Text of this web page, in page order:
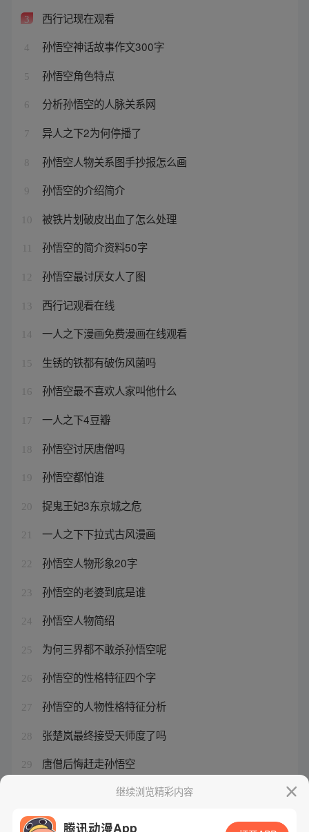
3 西行记现在观看
4 孙悟空神话故事作文300字
5 孙悟空角色特点
6 分析孙悟空的人脉关系网
7 异人之下2为何停播了
8 孙悟空人物关系图手抄报怎么画
9 孙悟空的介绍简介
10 被铁片划破皮出血了怎么处理
孙悟空的简介资料50字
12 孙悟空最讨厌女人了图
13 西行记观看在线
14 一人之下漫画免费漫画在线观看
15 生锈的铁都有破伤风菌吗
16 孙悟空最不喜欢人家叫他什么
17 一人之下4豆瓣
18 孙悟空讨厌唐僧吗
19 孙悟空都怕谁
20 捉鬼王妃3东京城之危
21 一人之下下拉式古风漫画
22 孙悟空人物形象20字
23 孙悟空的老婆到底是谁
24 孙悟空人物简绍
25 为何三界都不敢杀孙悟空呢
26 孙悟空的性格特征四个字
27 孙悟空的人物性格特征分析
28 张楚岚最终接受天师度了吗
29 唐僧后悔赶走孙悟空
继续浏览精彩内容
腾讯动漫App